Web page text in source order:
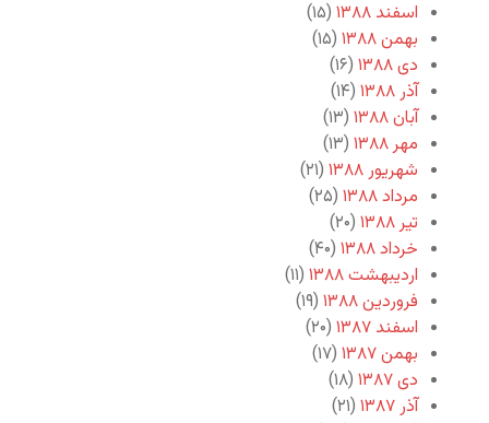
اسفند ۱۳۸۸
(۱۵)
بهمن ۱۳۸۸
(۱۵)
دی ۱۳۸۸
(۱۶)
آذر ۱۳۸۸
(۱۴)
آبان ۱۳۸۸
(۱۳)
مهر ۱۳۸۸
(۱۳)
شهریور ۱۳۸۸
(۲۱)
مرداد ۱۳۸۸
(۲۵)
تیر ۱۳۸۸
(۲۰)
خرداد ۱۳۸۸
(۴۰)
اردیبهشت ۱۳۸۸
(۱۱)
فروردین ۱۳۸۸
(۱۹)
اسفند ۱۳۸۷
(۲۰)
بهمن ۱۳۸۷
(۱۷)
دی ۱۳۸۷
(۱۸)
آذر ۱۳۸۷
(۲۱)